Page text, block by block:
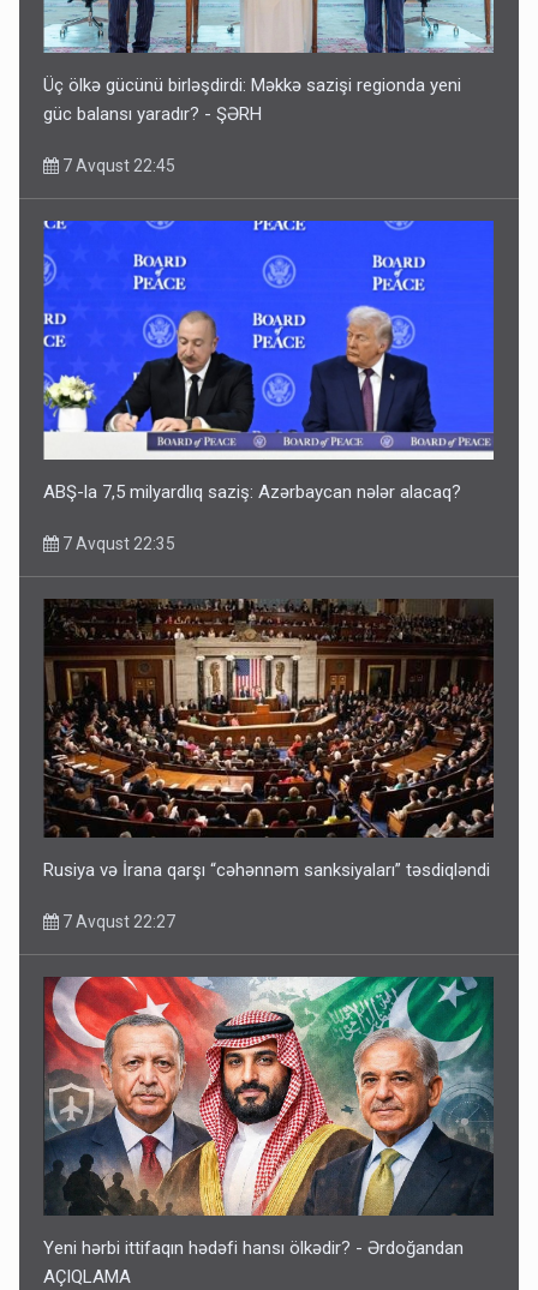
Üç ölkə gücünü birləşdirdi: Məkkə sazişi regionda yeni
güc balansı yaradır? - ŞƏRH
7 Avqust 22:45
ABŞ-la 7,5 milyardlıq saziş: Azərbaycan nələr alacaq?
7 Avqust 22:35
Rusiya və İrana qarşı “cəhənnəm sanksiyaları” təsdiqləndi
7 Avqust 22:27
Yeni hərbi ittifaqın hədəfi hansı ölkədir? - Ərdoğandan
AÇIQLAMA